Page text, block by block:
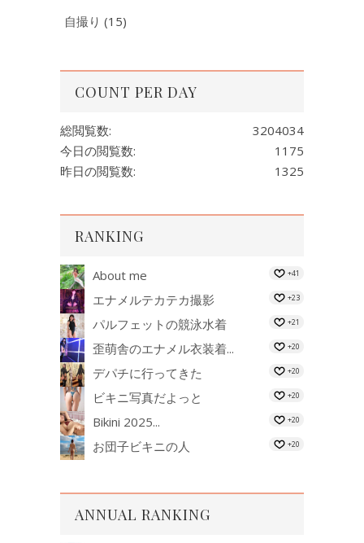
自撮り (15)
COUNT PER DAY
3204034
総閲覧数:
1175
今日の閲覧数:
1325
昨日の閲覧数:
RANKING
About me +41
エナメルテカテカ撮影 +23
パルフェットの競泳水着 +21
歪萌舎のエナメル衣装着... +20
デパチに行ってきた +20
ビキニ写真だよっと +20
Bikini 2025... +20
お団子ビキニの人 +20
ANNUAL RANKING